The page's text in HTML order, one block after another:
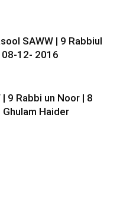
SAWW | 9 Rabbiul
12- 2016
9 Rabbi un Noor | 8
Haider